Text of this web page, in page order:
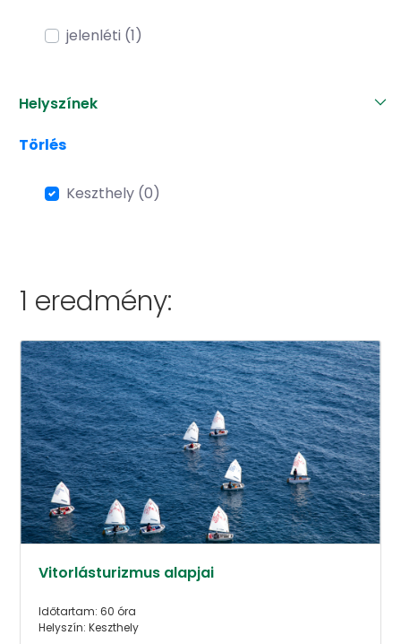
jelenléti (1)
Helyszínek
Törlés
Keszthely (0)
1 eredmény:
Vitorlásturizmus alapjai
Időtartam: 60 óra
Helyszín: Keszthely